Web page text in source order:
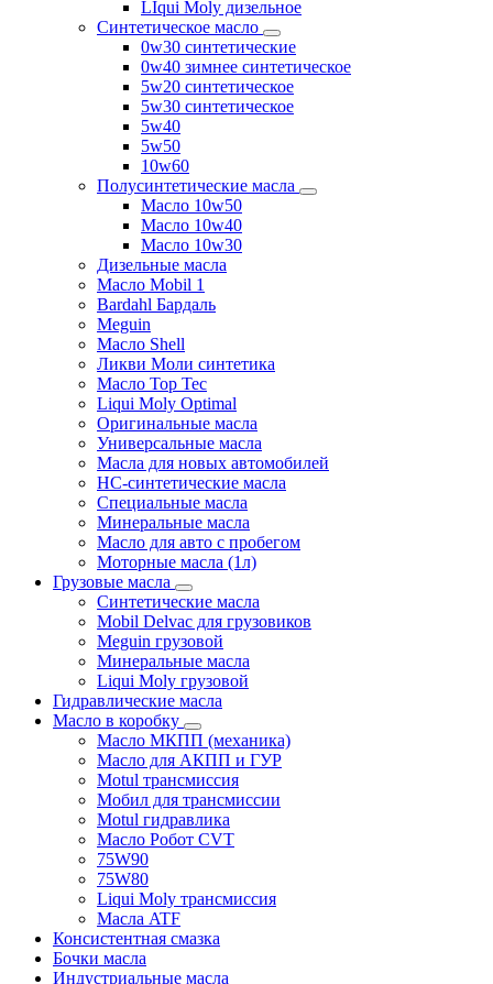
LIqui Moly дизельное
Синтетическое масло
0w30 синтетические
0w40 зимнее синтетическое
5w20 синтетическое
5w30 синтетическое
5w40
5w50
10w60
Полусинтетические масла
Масло 10w50
Масло 10w40
Масло 10w30
Дизельные масла
Масло Mobil 1
Bardahl Бардаль
Meguin
Масло Shell
Ликви Моли синтетика
Масло Top Tec
Liqui Moly Optimal
Оригинальные масла
Универсальные масла
Масла для новых автомобилей
HC-синтетические масла
Специальные масла
Минеральные масла
Масло для авто с пробегом
Моторные масла (1л)
Грузовые масла
Синтетические масла
Mobil Delvac для грузовиков
Meguin грузовой
Минеральные масла
Liqui Moly грузовой
Гидравлические масла
Масло в коробку
Масло МКПП (механика)
Масло для АКПП и ГУР
Motul трансмиссия
Мобил для трансмиссии
Motul гидравлика
Масло Робот CVT
75W90
75W80
Liqui Moly трансмиссия
Масла ATF
Консистентная смазка
Бочки масла
Индустриальные масла